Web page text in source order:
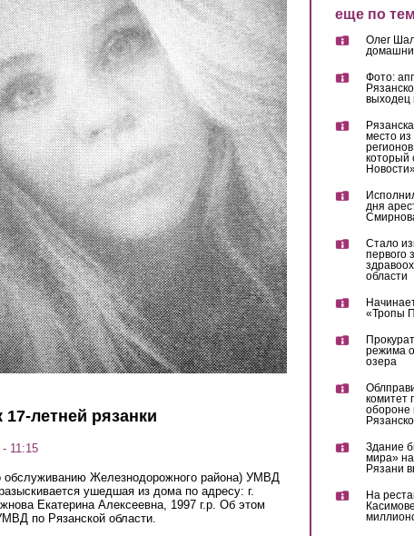
летней рязанки
11:15
Железнодорожного района) УМВД
ушедшая из дома по адресу: г.
Екатерина Алексеевна, 1997 г.р. Об этом
по Рязанской области.
еще по
Олег
Фото:
выходец
место из
который
дня
Стало
первого
области
«Тропы
режима
озера
комитет
обороне
Здание
мира»
Рязани
На